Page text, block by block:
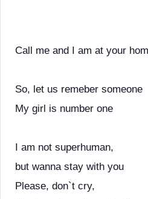
Call me and I am at your
So, let us remeber someone
My girl is number one
I am not superhuman,
but wanna stay with you
Please, don`t cry,